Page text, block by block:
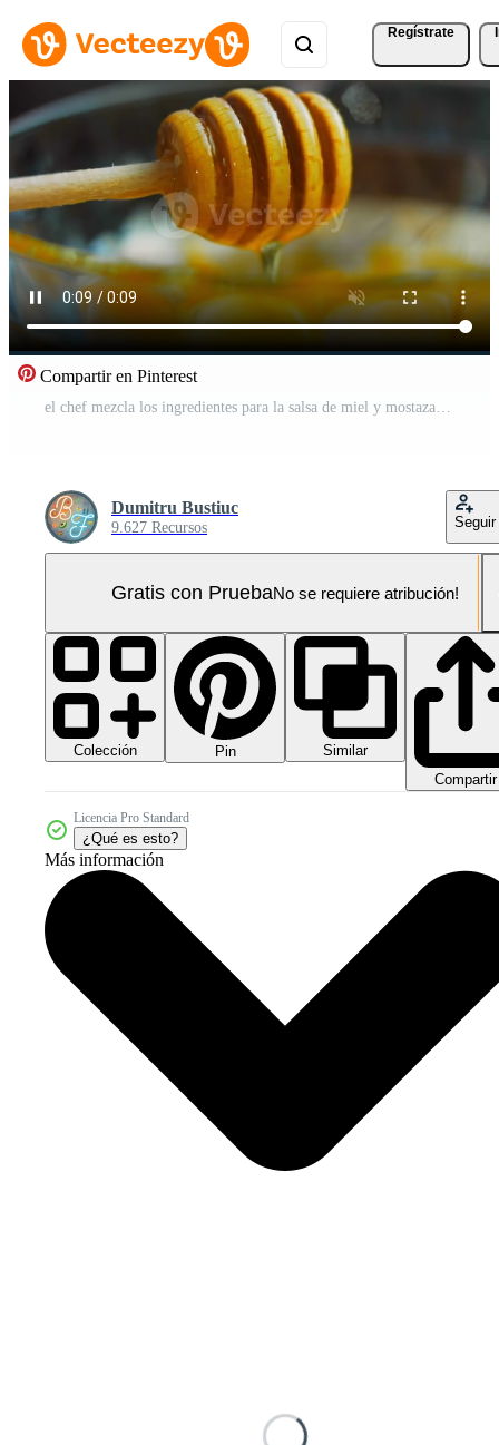
Regístrate
Compartir en Pinterest
el chef mezcla los ingredientes para la salsa de miel y mostaza con una cuchara dorada Vídeo Pro
Dumitru Bustiuc
9.627 Recursos Seguir
Gratis con PruebaNo se requiere atribución!
Colección Pin
Similar
Compartir
Licencia Pro Standard
¿Qué es esto?
Más información